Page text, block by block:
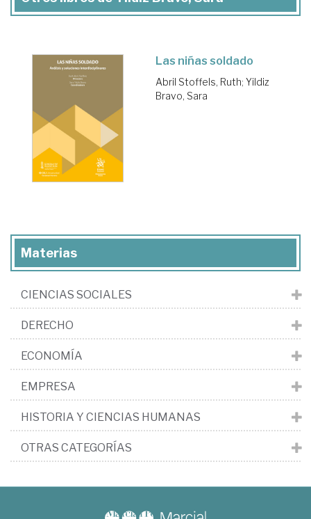
Las niñas soldado
Abril Stoffels, Ruth; Yildiz
Bravo, Sara
Materias
CIENCIAS SOCIALES
DERECHO
ECONOMÍA
EMPRESA
HISTORIA Y CIENCIAS HUMANAS
OTRAS CATEGORÍAS